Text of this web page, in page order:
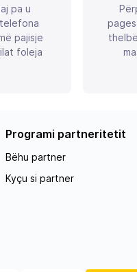
pa u
pajisje
foleja
Programi partneritetit
Bëhu partner
Kyçu si partner